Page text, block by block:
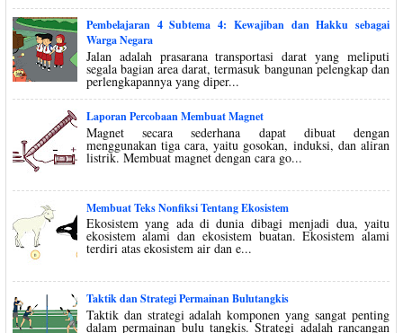
Pembelajaran 4 Subtema 4: Kewajiban dan Hakku sebagai
Warga Negara
Jalan adalah prasarana transportasi darat yang meliputi
segala bagian area darat, termasuk bangunan pelengkap dan
perlengkapannya yang diper...
Laporan Percobaan Membuat Magnet
Magnet secara sederhana dapat dibuat dengan
menggunakan tiga cara, yaitu gosokan, induksi, dan aliran
listrik. Membuat magnet dengan cara go...
Membuat Teks Nonfiksi Tentang Ekosistem
Ekosistem yang ada di dunia dibagi menjadi dua, yaitu
ekosistem alami dan ekosistem buatan. Ekosistem alami
terdiri atas ekosistem air dan e...
Taktik dan Strategi Permainan Bulutangkis
Taktik dan strategi adalah komponen yang sangat penting
dalam permainan bulu tangkis. Strategi adalah rancangan